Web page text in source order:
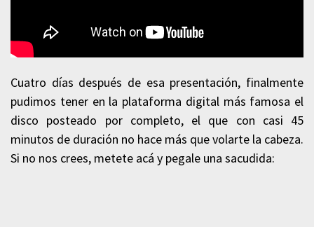
Cuatro días después de esa presentación, finalmente
pudimos tener en la plataforma digital más famosa el
disco posteado por completo, el que con casi 45
minutos de duración no hace más que volarte la cabeza.
Si no nos crees, metete acá y pegale una sacudida: